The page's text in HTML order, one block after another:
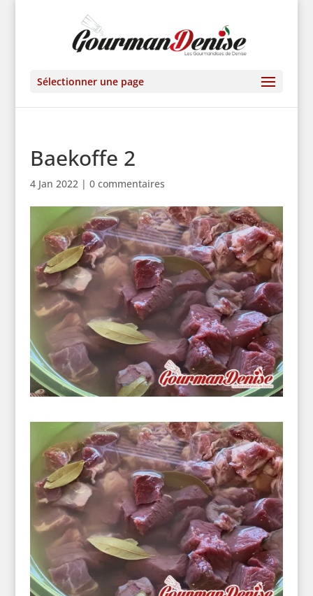
Sélectionner une page
Baekoffe 2
4 Jan 2022| 0 commentaires